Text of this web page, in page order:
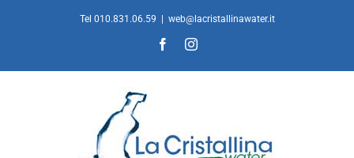
Tel 010.831.06.59 web@lacristallinawater.it
FacebookInstagram